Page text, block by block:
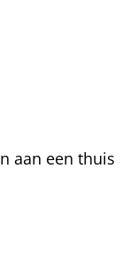
aan een thuis